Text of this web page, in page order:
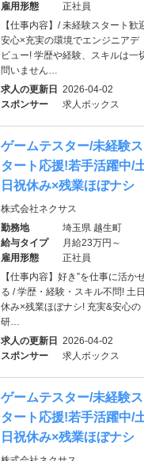
雇用形態
正社員
【仕事内容】/ 未経験スタート歓
安心×充実の環境でエンジニアデ
ビュー! 学歴や経験、スキルは一
問いません…
求人の更新日
2026-04-02
スポンサー
求人ボックス
ゲームテスター/未経験ス
タート応援!若手活躍中/
日祝休み×残業ほぼナシ
株式会社ネクサス
勤務地
埼玉県 越生町
給与タイプ
月給23万円～
雇用形態
正社員
【仕事内容】好き”を仕事に活か
る / 学歴・経験・スキル不問! 土
休み×残業ほぼナシ! 充実&安心の
研…
求人の更新日
2026-04-02
スポンサー
求人ボックス
ゲームテスター/未経験ス
タート応援!若手活躍中/
日祝休み×残業ほぼナシ